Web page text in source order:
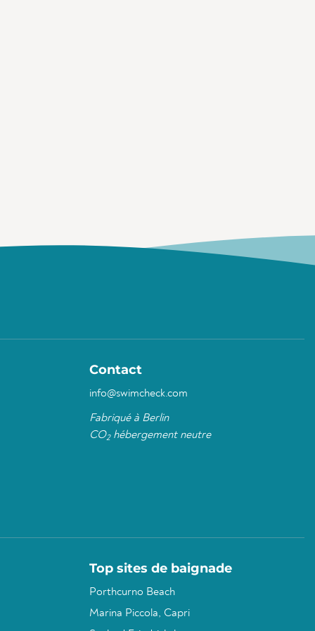
Contact
info@swimcheck.com
Fabriqué à Berlin
CO2hébergement neutre
Top sites de baignade
Porthcurno Beach
Marina Piccola, Capri